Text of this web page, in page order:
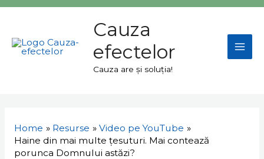
Skip
content
Cauza
efectelor
Cauza are și soluția!
Home Resurse
Video pe YouTube
Haine din mai multe țesuturi. Mai contează
porunca Domnului astăzi?
articole